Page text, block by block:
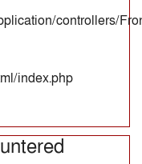
controllers/
index.php